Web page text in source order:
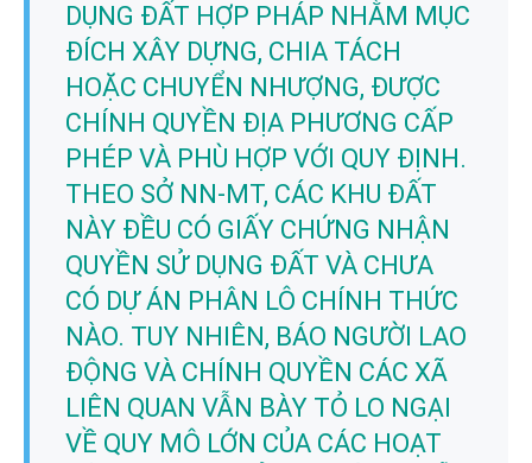
DỤNG ĐẤT HỢP PHÁP NHẰM MỤC
ĐÍCH XÂY DỰNG, CHIA TÁCH
HOẶC CHUYỂN NHƯỢNG, ĐƯỢC
CHÍNH QUYỀN ĐỊA PHƯƠNG CẤP
PHÉP VÀ PHÙ HỢP VỚI QUY ĐỊNH.
THEO SỞ NN-MT, CÁC KHU ĐẤT
NÀY ĐỀU CÓ GIẤY CHỨNG NHẬN
QUYỀN SỬ DỤNG ĐẤT VÀ CHƯA
CÓ DỰ ÁN PHÂN LÔ CHÍNH THỨC
NÀO. TUY NHIÊN, BÁO NGƯỜI LAO
ĐỘNG VÀ CHÍNH QUYỀN CÁC XÃ
LIÊN QUAN VẪN BÀY TỎ LO NGẠI
VỀ QUY MÔ LỚN CỦA CÁC HOẠT